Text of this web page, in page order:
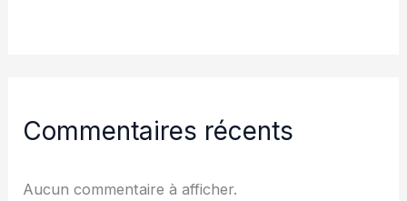
Commentaires récents
Aucun commentaire à afficher.